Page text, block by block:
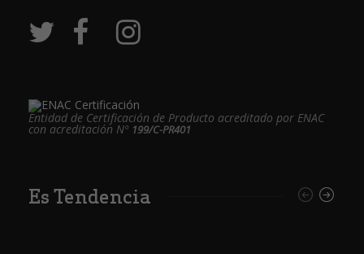
Entidad de Certificación de Producto acreditado por ENAC
con acreditación Nº 199/C-PR401
Es Tendencia